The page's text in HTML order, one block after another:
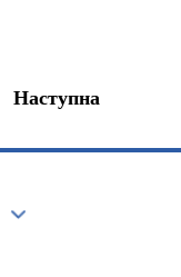
Наступна